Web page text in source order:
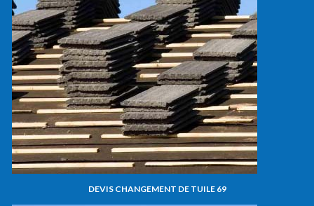
DEVIS CHANGEMENT DE TUILE 69